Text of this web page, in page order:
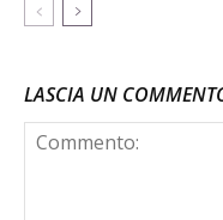
LASCIA UN